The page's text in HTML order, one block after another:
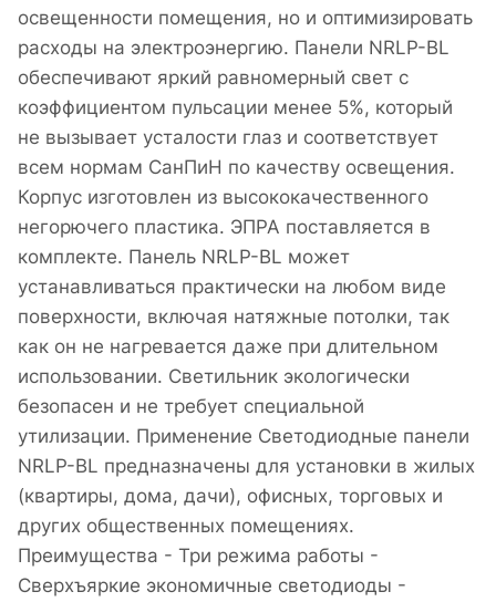
освещенности помещения, но и оптимизировать
расходы на электроэнергию. Панели NRLP-BL
обеспечивают яркий равномерный свет с
коэффициентом пульсации менее 5%, который
не вызывает усталости глаз и соответствует
всем нормам СанПиН по качеству освещения.
Корпус изготовлен из высококачественного
негорючего пластика. ЭПРА поставляется в
комплекте. Панель NRLP-BL может
устанавливаться практически на любом виде
поверхности, включая натяжные потолки, так
как он не нагревается даже при длительном
использовании. Светильник экологически
безопасен и не требует специальной
утилизации. Применение Светодиодные панели
NRLP-BL предназначены для установки в жилых
(квартиры, дома, дачи), офисных, торговых и
других общественных помещениях.
Преимущества - Три режима работы -
Сверхъяркие экономичные светодиоды -